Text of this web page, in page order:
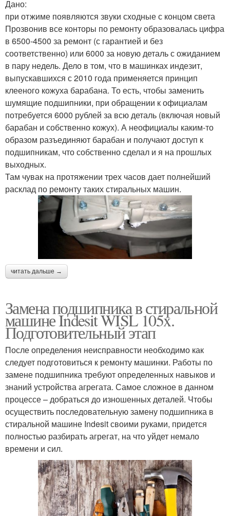
Дано:
при отжиме появляются звуки сходные с концом света
Прозвонив все конторы по ремонту образовалась цифра
в 6500-4500 за ремонт (с гарантией и без
соответственно) или 6000 за новую деталь с ожиданием
в пару недель. Дело в том, что в машинках индезит,
выпускавшихся с 2010 года применяется принцип
клееного кожуха барабана. То есть, чтобы заменить
шумящие подшипники, при обращении к официалам
потребуется 6000 рублей за всю деталь (включая новый
барабан и собственно кожух). А неофициалы каким-то
образом разъединяют барабан и получают доступ к
подшипникам, что собственно сделал и я на прошлых
выходных.
Там чувак на протяжении трех часов дает полнейший
расклад по ремонту таких стиральных машин.
читать дальше →
Замена подшипника в стиральной
машине Indesit WISL 105x.
Подготовительный этап
После определения неисправности необходимо как
следует подготовиться к ремонту машинки. Работы по
замене подшипника требуют определенных навыков и
знаний устройства агрегата. Самое сложное в данном
процессе – добраться до изношенных деталей. Чтобы
осуществить последовательную замену подшипника в
стиральной машине Indesit своими руками, придется
полностью разбирать агрегат, на что уйдет немало
времени и сил.